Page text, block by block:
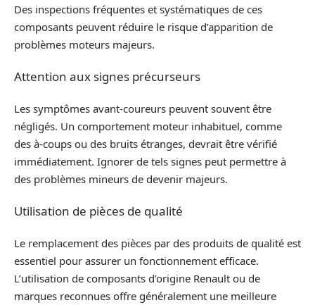
Des inspections fréquentes et systématiques de ces
composants peuvent réduire le risque d’apparition de
problèmes moteurs majeurs.
Attention aux signes précurseurs
Les symptômes avant-coureurs peuvent souvent être
négligés. Un comportement moteur inhabituel, comme
des à-coups ou des bruits étranges, devrait être vérifié
immédiatement. Ignorer de tels signes peut permettre à
des problèmes mineurs de devenir majeurs.
Utilisation de pièces de qualité
Le remplacement des pièces par des produits de qualité est
essentiel pour assurer un fonctionnement efficace.
L’utilisation de composants d’origine Renault ou de
marques reconnues offre généralement une meilleure